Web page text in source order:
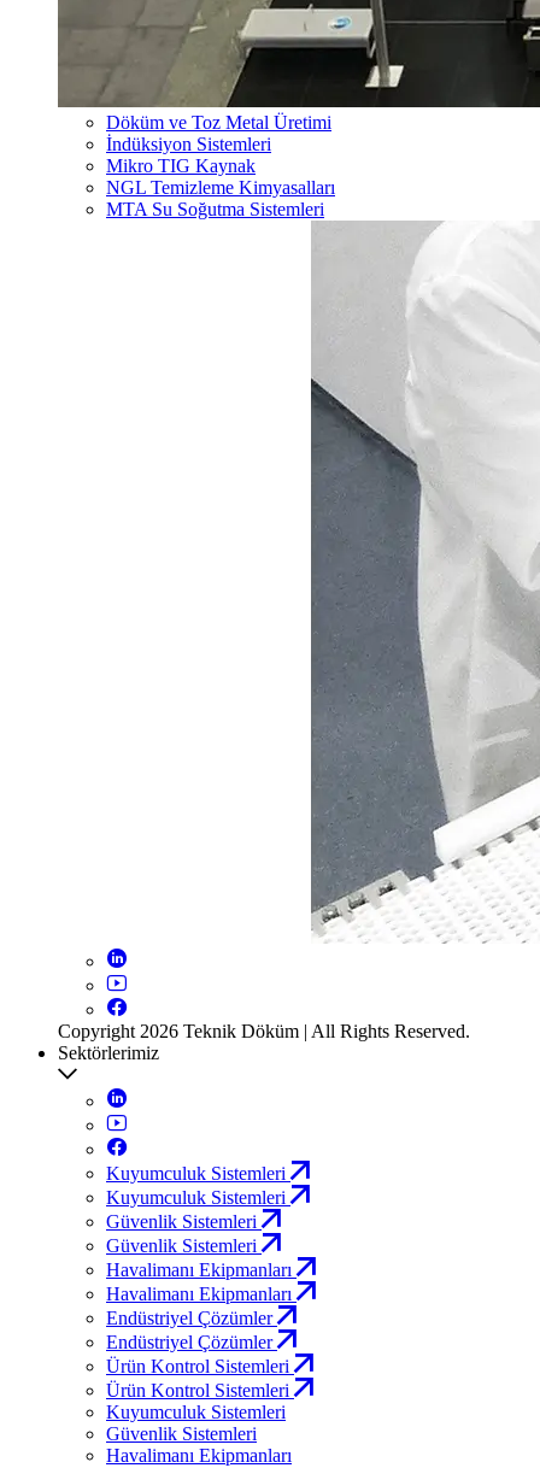
Döküm ve Toz Metal Üretimi
İndüksiyon Sistemleri
Mikro TIG Kaynak
NGL Temizleme Kimyasalları
MTA Su Soğutma Sistemleri
Copyright 2026 Teknik Döküm | All Rights Reserved.
Sektörlerimiz
Kuyumculuk Sistemleri
Kuyumculuk Sistemleri
Güvenlik Sistemleri
Güvenlik Sistemleri
Havalimanı Ekipmanları
Havalimanı Ekipmanları
Endüstriyel Çözümler
Endüstriyel Çözümler
Ürün Kontrol Sistemleri
Ürün Kontrol Sistemleri
Kuyumculuk Sistemleri
Güvenlik Sistemleri
Havalimanı Ekipmanları